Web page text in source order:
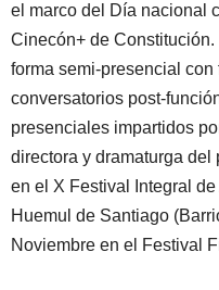
el marco del Día nacional
Cinecón+ de
forma semi-presencial
conversatorios post-
presenciales impartidos
directora y dramaturga del
en el X Festival Integral
Huemul de Santiago
Noviembre en el Festival